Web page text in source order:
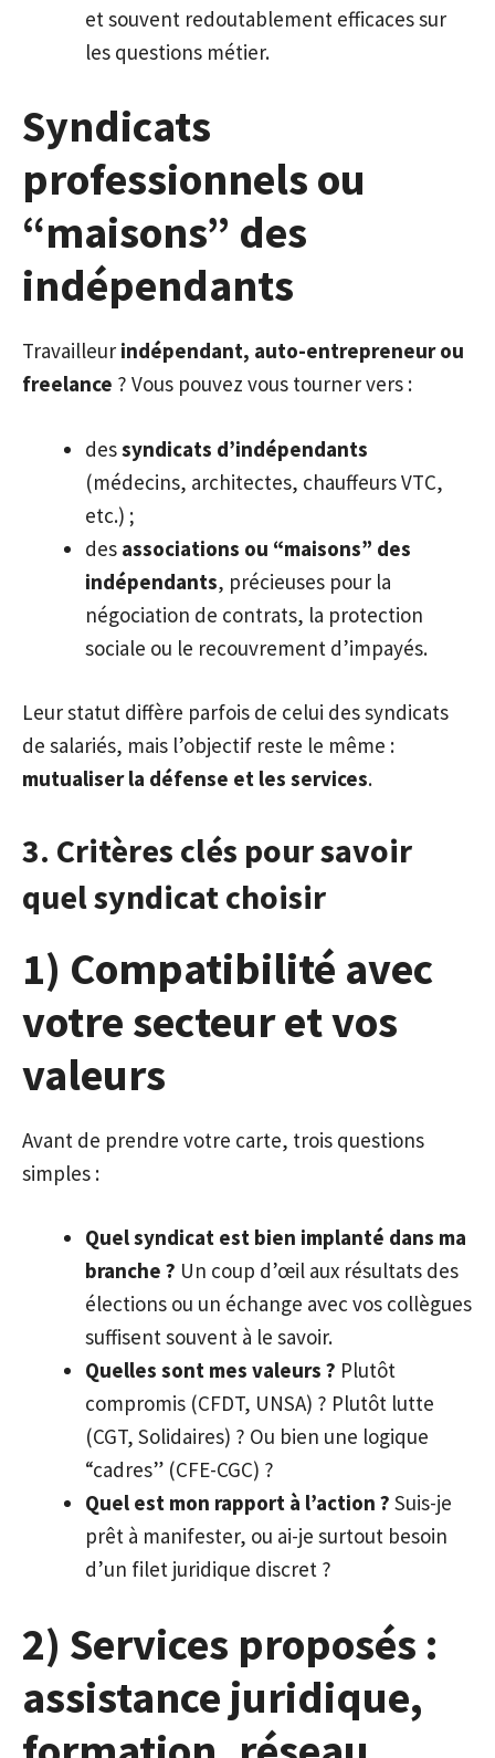
et souvent redoutablement efficaces sur
les questions métier.
Syndicats
professionnels ou
“maisons” des
indépendants
Travailleur indépendant, auto-entrepreneur ou
freelance ? Vous pouvez vous tourner vers :
dessyndicats d’indépendants
(médecins, architectes, chauffeurs VTC,
etc.) ;
des associations ou “maisons” des
indépendants, précieuses pour la
négociation de contrats, la protection
sociale ou le recouvrement d’impayés.
Leur statut diffère parfois de celui des syndicats
de salariés, mais l’objectif reste le même :
mutualiser la défense et les services.
3. Critères clés pour savoir
quel syndicat choisir
1) Compatibilité avec
votre secteur et vos
valeurs
Avant de prendre votre carte, trois questions
simples :
Quel syndicat est bien implanté dans ma
branche ? Un coup d’œil aux résultats des
élections ou un échange avec vos collègues
suffisent souvent à le savoir.
Quelles sont mes valeurs ? Plutôt
compromis (CFDT, UNSA) ? Plutôt lutte
(CGT, Solidaires) ? Ou bien une logique
“cadres” (CFE-CGC) ?
Quel est mon rapport à l’action ? Suis-je
prêt à manifester, ou ai-je surtout besoin
d’un filet juridique discret ?
2) Services proposés :
assistance juridique,